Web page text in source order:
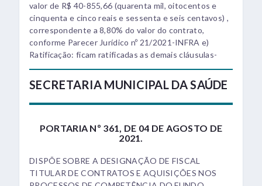
valor de R$ 40-855,66 (quarenta mil, oitocentos e
cinquenta e cinco reais e sessenta e seis centavos) ,
correspondente a 8,80% do valor do contrato,
conforme Parecer Jurídico nº 21/2021-INFRA e)
Ratificação: ficam ratificadas as demais cláusulas-
SECRETARIA MUNICIPAL DA SAÚDE
PORTARIA Nº 361, DE 04 DE AGOSTO DE
2021.
DISPÕE SOBRE A DESIGNAÇÃO DE FISCAL
TITULAR DE CONTRATOS E AQUISIÇÕES NOS